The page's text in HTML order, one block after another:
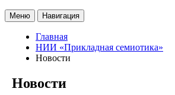
Меню Навигация
Главная
НИИ «Прикладная семиотика»
Новости
Новости